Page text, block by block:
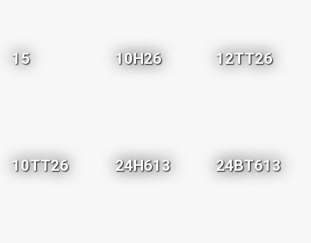
15 10H26 12TT26
10TT26 24H613 24BT613